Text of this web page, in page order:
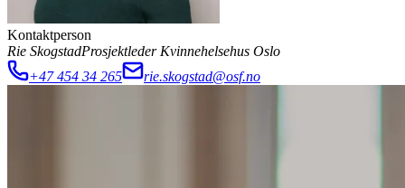
Kontaktperson
Rie SkogstadProsjektleder Kvinnehelsehus Oslo
+47 454 34 265
rie.skogstad@osf.no